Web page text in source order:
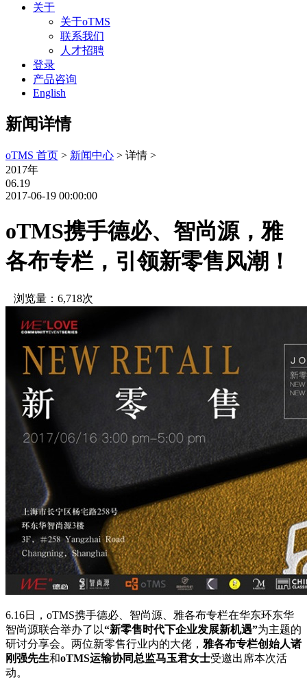
关于
关于oTMS
联系我们
人才招聘
登录
产品咨询
English
新闻详情
oTMS 首页 > 新闻中心 > 详情 >
2017年
06.19
2017-06-19 00:00:00
oTMS携手德必、智尚源，雅
各布专栏，引领新零售风潮！
浏览量：6,718次
6.16日，oTMS携手德必、智尚源、雅各布专栏在华东环东华
智尚源联合举办了以“新零售时代下企业发展新机遇”为主题的
研讨分享会。两位新零售行业内的大佬， 雅各布专栏创始人诸
刚强先生和oTMS运输协同总监马玉君女士受邀出席本次活
动。